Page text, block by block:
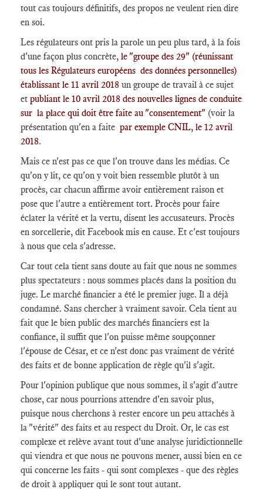
tout cas toujours définitifs, des propos ne veulent rien dire
en soi.
Les régulateurs ont pris la parole un peu plus tard, à la fois
d'une façon plus concrète, le "groupe des 29" (réunissant
tous les Régulateurs européens des données personnelles)
établissant le 11 avril 2018 un groupe de travail à ce sujet
et publiant le 10 avril 2018 des nouvelles lignes de conduite
sur la place qui doit être faite au "consentement" (voir la
présentation qu'en a faite par exemple CNIL, le 12 avril
2018.
Mais ce n'est pas ce que l'on trouve dans les médias. Ce
qu'on y lit, ce qu'on y voit bien ressemble plutôt à un
procès, car chacun affirme avoir entièrement raison et
pose que l'autre a entièrement tort. Procès pour faire
éclater la vérité et la vertu, disent les accusateurs. Procès
en sorcellerie, dit Facebook mis en cause. Et c'est toujours
à nous que cela s'adresse.
Car tout cela tient sans doute au fait que nous ne sommes
plus spectateurs : nous sommes placés dans la position du
juge. Le marché financier a été le premier juge. Il a déjà
condamné. Sans chercher à vraiment savoir. Cela tient au
fait que le bien public des marchés financiers est la
confiance, il suffit que l'on puisse même soupçonner
l'épouse de César, et ce n'est donc pas vraiment de vérité
des faits et de bonne application de règle qu'il s'agit.
Pour l'opinion publique que nous sommes, il s'agit d'autre
chose, car nous pourrions attendre d'en savoir plus,
puisque nous cherchons à rester encore un peu attachés à
la "vérité" des faits et au respect du Droit. Or, le cas est
complexe et relève avant tout d'une analyse juridictionnelle
qui viendra et que nous ne pouvons mener, aussi bien en ce
qui concerne les faits - qui sont complexes - que des règles
de droit à appliquer qui le sont tout autant.